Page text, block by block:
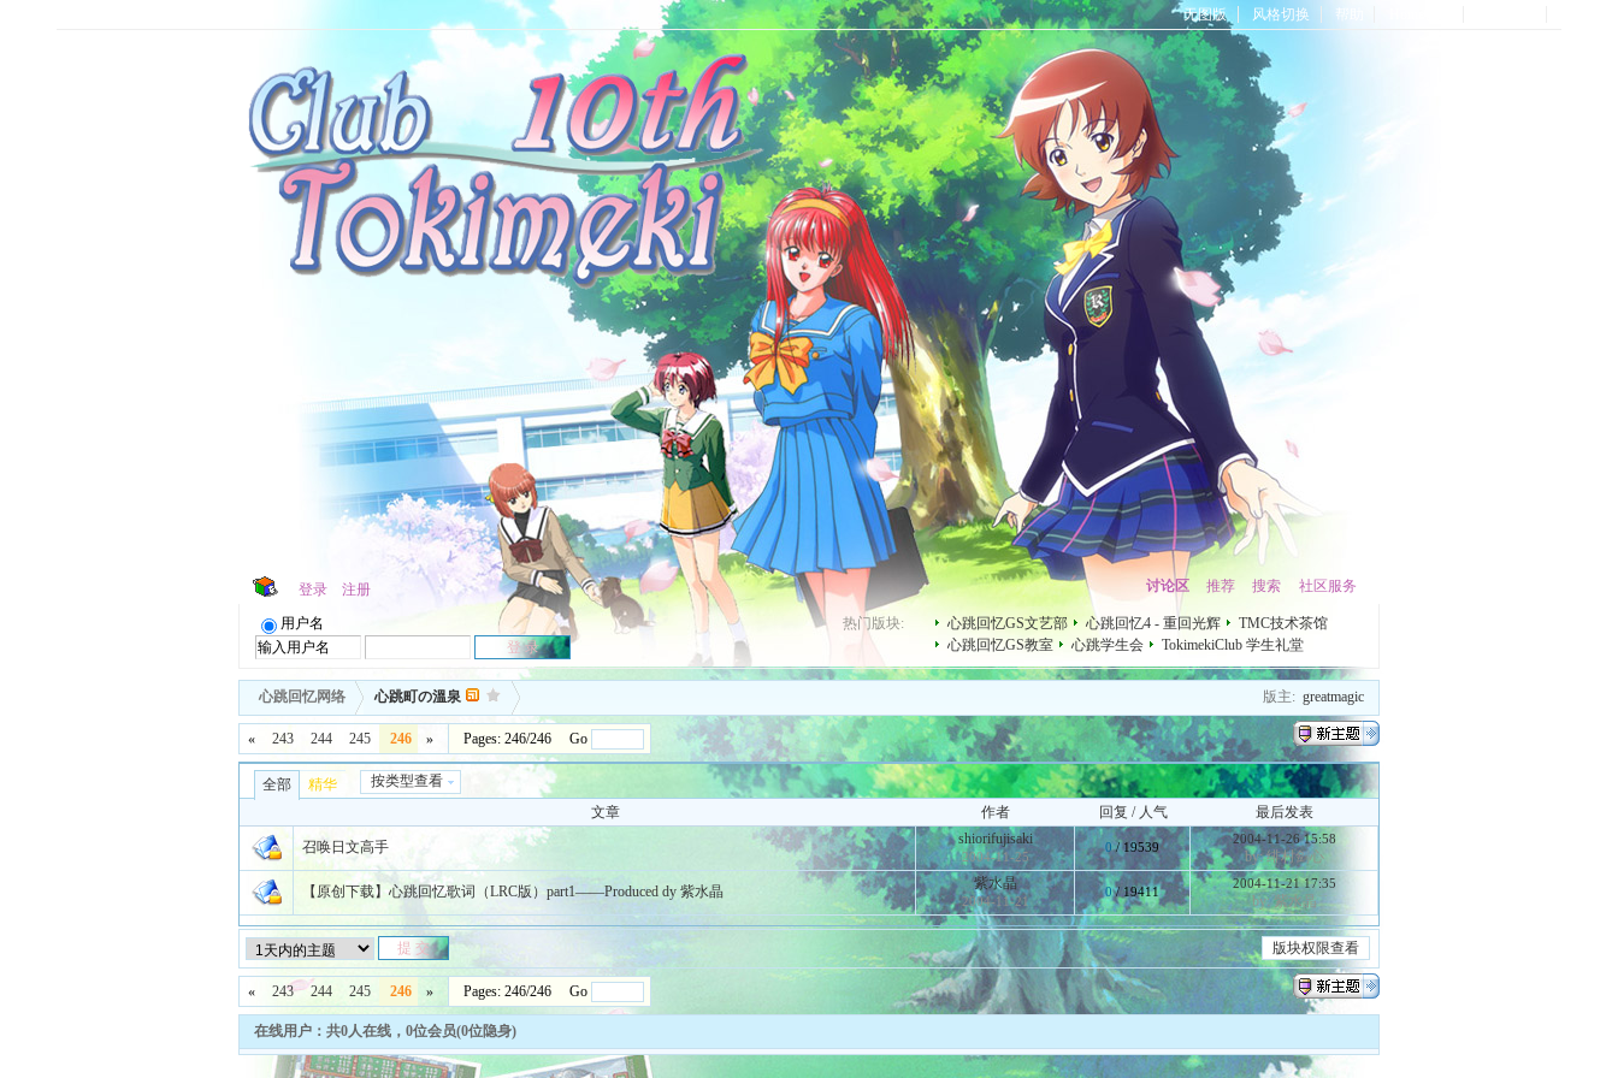
无图版 风格切换 帮助
登录 注册 讨论区 推荐 搜索 社区服务
用户名 热门版块: 心跳回忆GS文艺部 心跳回忆4 - 重回光辉
TMC技术茶馆
心跳回忆GS教室
心跳学生会 TokimekiClub 学生礼堂
心跳回忆网络 心跳町の溫泉 版主: greatmagic
« 243 244 245 246 » Pages: 246/246 Go
全部 精华
按类型查看
文章
作者 回复 / 人气 最后发表
召唤日文高手 shiorifujisaki
2004-11-25
0/ 19539
2004-11-26 15:58
by: 绯村剑心
【原创下载】心跳回忆歌词（LRC版）part1——Produced dy 紫水晶 紫水晶
2004-11-21
0/ 19411
2004-11-21 17:35
by: 紫水晶
版块权限查看
« 243 244 245 246 » Pages: 246/246 Go
在线用户：共0人在线，0位会员(0位隐身)